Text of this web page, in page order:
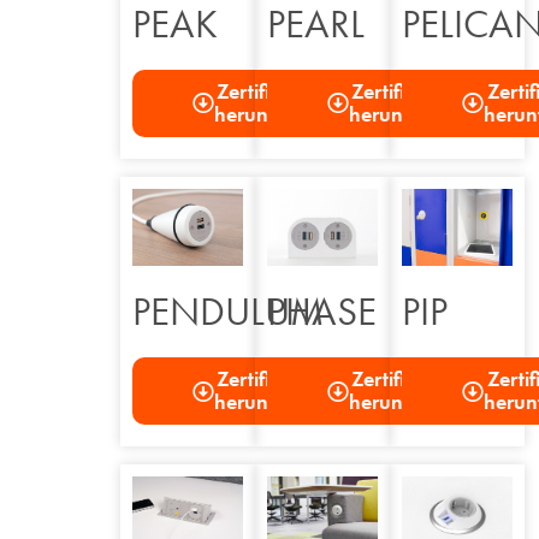
PEAK
Zertifizierung
herunterladen
PEARL
Zertifizierung
herunterladen
PENDULUM
Zertifizierung
herunterladen
PHASE
Zertifizierung
herunterladen
PIP